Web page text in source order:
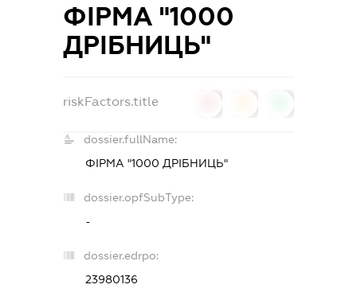
ФІРМА "1000
ДРІБНИЦЬ"
riskFactors.title
dossier.fullName:
ФІРМА "1000 ДРІБНИЦЬ"
dossier.opfSubType:
-
dossier.edrpo:
23980136